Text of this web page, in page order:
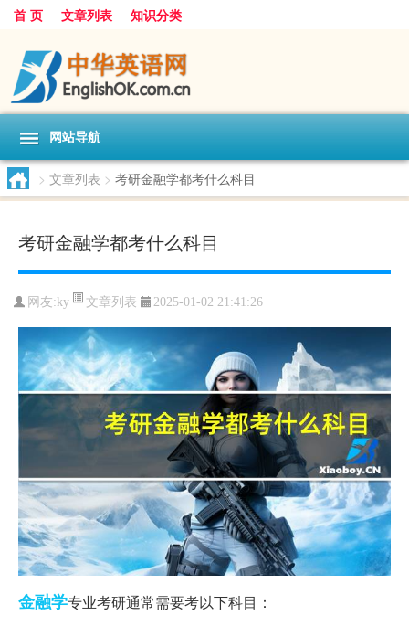
首 页 文章列表 知识分类
网站导航
> 文章列表 > 考研金融学都考什么科目
考研金融学都考什么科目
网友: ky 文章列表 2025-01-02 21:41:26
金融学专业考研通常需要考以下科目：